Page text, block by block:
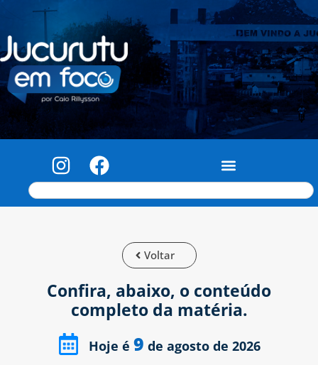
Voltar
Confira, abaixo, o conteúdo
completo da matéria.
Hoje é 9 de agosto de 2026